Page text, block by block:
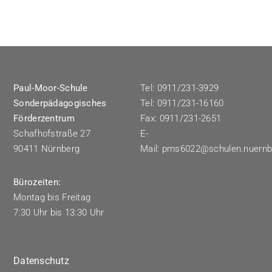
Kulturschule
Suche
nach:
Paul-Moor-Schule
Sonderpädagogisches
Förderzentrum
Schafhofstraße 27
90411 Nürnberg
Bürozeiten:
Montag bis Freitag
7:30 Uhr bis 13:30 Uhr
Tel: 0911/231-3929
Tel: 0911/231-16160
Fax: 0911/231-2651
E-
Mail:
Datenschutz